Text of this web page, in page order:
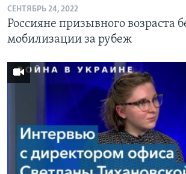
СЕНТЯБРЬ 24, 2022
Россияне призывного возраста
мобилизации за рубеж